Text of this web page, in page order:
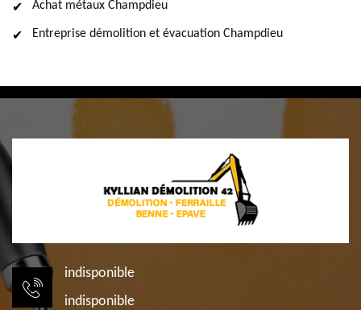
Achat métaux Champdieu
Entreprise démolition et évacuation Champdieu
indisponible
indisponible